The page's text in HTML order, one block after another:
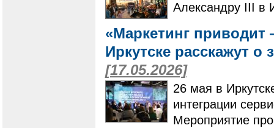
Александру III в
«Маркетинг
Иркутске расскажут о
[17.05.2026]
26 мая в
интеграции
Мероприятие